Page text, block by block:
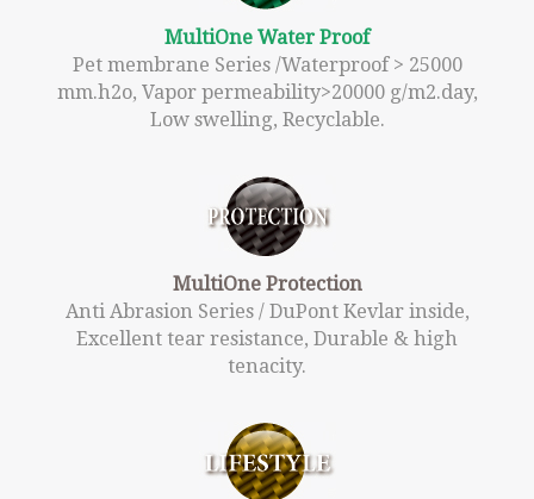
MultiOne Water Proof
Pet membrane Series /Waterproof > 25000
mm.h2o, Vapor permeability>20000 g/m2.day,
Low swelling, Recyclable.
MultiOne Protection
Anti Abrasion Series / DuPont Kevlar inside,
Excellent tear resistance, Durable & high
tenacity.